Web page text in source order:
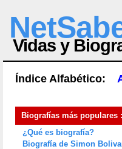
Vidas y
Índice Alfabético:
Biografías más populares :
¿Qué es biografía?
Biografía de Simon